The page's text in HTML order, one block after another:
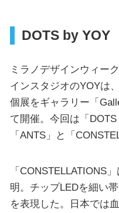
DOTS by YOY
ミラノデザインウィー
インスタジオのYOYは
個展をギャラリー「
て開催。今回は「
「ANTS」と「
「CONSTELLATIONS
明。チップLEDを細い
を表現した。日本では